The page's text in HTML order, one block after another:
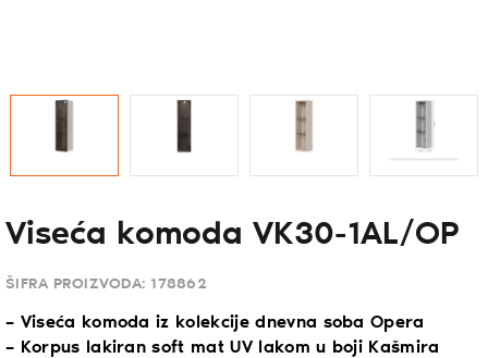
Viseća komoda VK30-1AL/OP
ŠIFRA PROIZVODA: 178862
– Viseća komoda iz kolekcije dnevna soba Opera
– Korpus lakiran soft mat UV lakom u boji Kašmira